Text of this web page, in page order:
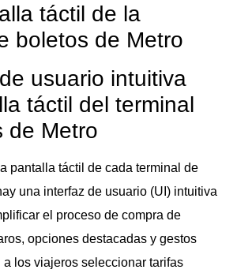
táctil de la
boletos de Metro
usuario intuitiva
táctil del terminal
de Metro
pantalla táctil de cada terminal de
una interfaz de usuario (UI) intuitiva
el proceso de compra de
opciones destacadas y gestos
a los viajeros seleccionar tarifas